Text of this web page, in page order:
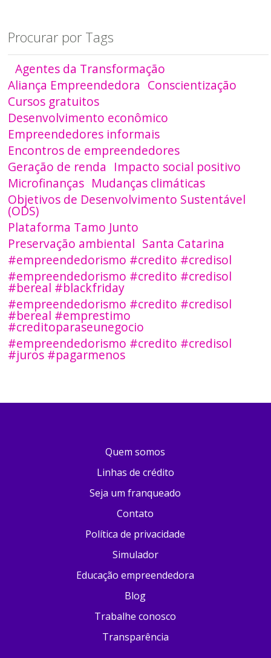
Procurar por Tags
Agentes da Transformação
Aliança Empreendedora Conscientização
Cursos gratuitos
Desenvolvimento econômico
Empreendedores informais
Encontros de empreendedores
Geração de renda Impacto social positivo
Microfinanças Mudanças climáticas
Objetivos de Desenvolvimento Sustentável
(ODS)
Plataforma Tamo Junto
Preservação ambiental Santa Catarina
#empreendedorismo #credito #credisol
#empreendedorismo #credito #credisol
#bereal #blackfriday
#empreendedorismo #credito #credisol
#bereal #emprestimo
#creditoparaseunegocio
#empreendedorismo #credito #credisol
#juros #pagarmenos
Quem somos
Linhas de crédito
Seja um franqueado
Contato
Política de privacidade
Simulador
Educação empreendedora
Blog
Trabalhe conosco
Transparência